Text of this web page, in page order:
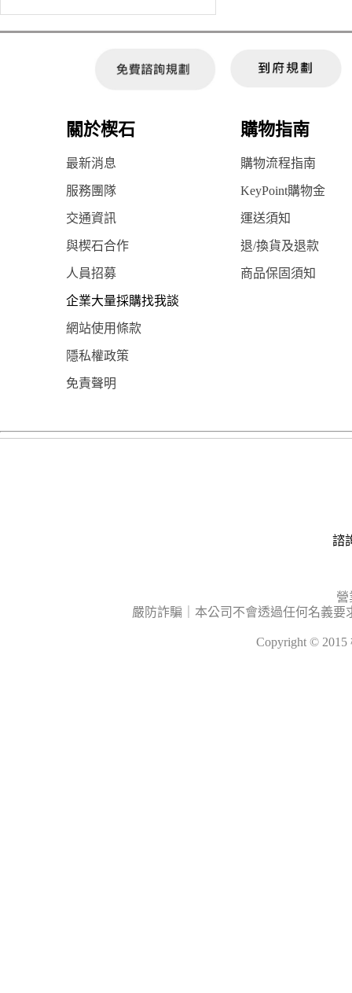
關於楔石 購物指南
最新消息 購物流程指南
服務團隊 KeyPoint購物金
交通資訊 運送須知
與楔石合作 退/換貨及退款
人員招募 商品保固須知
企業大量採購找我談
網站使用條款
隱私權政策
免責聲明
諮
營
嚴防詐騙｜本公司不會透過任何名義
Copyright ©